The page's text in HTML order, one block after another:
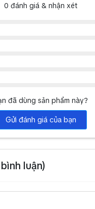
thêm: Micro không dây
0 đánh giá & nhận xét
đã dùng sản phẩm này?
Gửi đánh giá của bạn
bình luận)